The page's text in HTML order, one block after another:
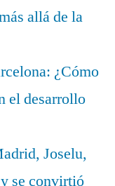
allá de la
¿Cómo
el desarrollo
Joselu,
se convirtió